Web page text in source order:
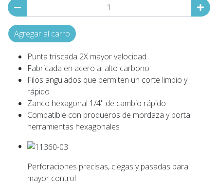
Agregar al carro
Punta triscada 2X mayor velocidad
Fabricada en acero al alto carbono
Filos angulados que permiten un corte limpio y
rápido
Zanco hexagonal 1/4" de cambio rápido
Compatible con broqueros de mordaza y porta
herramientas hexagonales
Perforaciones precisas, ciegas y pasadas para
mayor control